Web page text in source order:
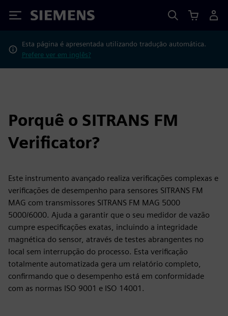
Siemens
Esta página é apresentada utilizando tradução automática.
Prefere ver em inglês?
Porquê o SITRANS FM
Verificator?
Este instrumento avançado realiza verificações complexas e
verificações de desempenho para sensores SITRANS FM
MAG com transmissores SITRANS FM MAG 5000
5000/6000. Ajuda a garantir que o seu medidor de vazão
cumpre especificações exatas, incluindo a integridade
magnética do sensor, através de testes abrangentes no
local sem interrupção do processo. Esta verificação
totalmente automatizada gera um relatório completo,
confirmando que o desempenho está em conformidade
com as normas ISO 9001 e ISO 14001.